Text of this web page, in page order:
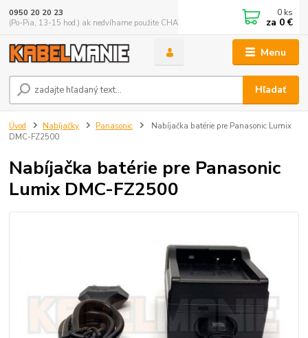
Menu
Hľadať
0950 20 20 23
(Po-Pia, 13-15 hod.) ak nedvíhame použite CHATBOX
0 ks
za 0 €
Úvod Nabíjačky Panasonic
Nabíjačka batérie pre Panasonic Lumix
DMC-FZ2500
Nabíjačka batérie pre Panasonic
Lumix DMC-FZ2500